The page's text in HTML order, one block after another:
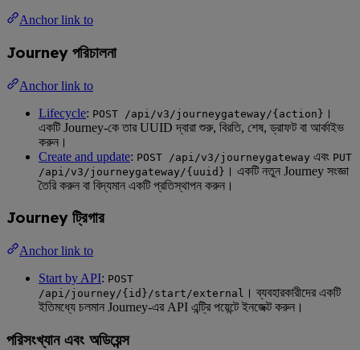
Anchor link to
Journey পরিচালনা
Anchor link to
Lifecycle: POST /api/v3/journeygateway/{action} ।
একটি Journey-কে তার UUID দ্বারা শুরু, বিরতি, শেষ, ড্রাফট বা আর্কাইভ
করুন।
Create and update: POST /api/v3/journeygateway এবং PUT
/api/v3/journeygateway/{uuid} । একটি নতুন Journey সংজ্ঞা
তৈরি করুন বা বিদ্যমান একটি প্রতিস্থাপন করুন।
Journey ট্রিগার
Anchor link to
Start by API: POST
/api/journey/{id}/start/external । ব্যবহারকারীদের একটি
ইতিমধ্যে চলমান Journey-এর API এন্ট্রি পয়েন্টে ইনজেক্ট করুন।
পরিসংখ্যান এবং অডিয়েন্স